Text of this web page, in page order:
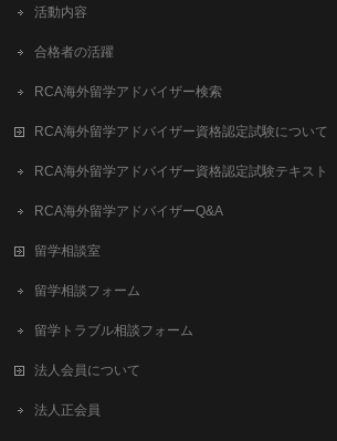
活動内容
合格者の活躍
RCA海外留学アドバイザー検索
RCA海外留学アドバイザー資格認定試験について
RCA海外留学アドバイザー資格認定試験テキスト
RCA海外留学アドバイザーQ&A
留学相談室
留学相談フォーム
留学トラブル相談フォーム
法人会員について
法人正会員